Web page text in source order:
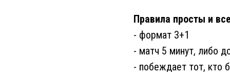
Правила просты и
- формат 3+1
- матч 5 минут, либо
- побеждает тот, кто